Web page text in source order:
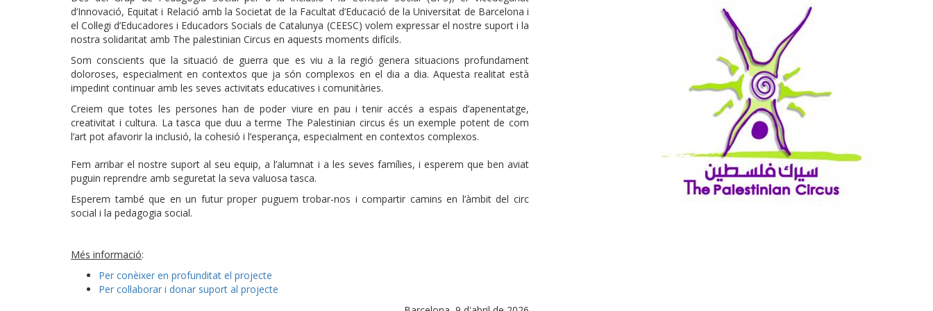
d’Innovació, Equitat i Relació amb la Societat de la Facultat d’Educació de la Universitat de Barcelona i
el Col·legi d’Educadores i Educadors Socials de Catalunya (CEESC) volem expressar el nostre suport i la
nostra solidaritat amb The palestinian Circus en aquests moments difícils.
Som conscients que la situació de guerra que es viu a la regió genera situacions profundament
doloroses, especialment en contextos que ja són complexos en el dia a dia. Aquesta realitat està
impedint continuar amb les seves activitats educatives i comunitàries.
Creiem que totes les persones han de poder viure en pau i tenir accés a espais d’apenentatge,
creativitat i cultura. La tasca que duu a terme The Palestinian circus és un exemple potent de com
l’art pot afavorir la inclusió, la cohesió i l’esperança, especialment en contextos complexos.
Fem arribar el nostre suport al seu equip, a l’alumnat i a les seves famílies, i esperem que ben aviat
puguin reprendre amb seguretat la seva valuosa tasca.
Esperem també que en un futur proper puguem trobar-nos i compartir camins en l’àmbit del circ
social i la pedagogia social.
Més informació:
Per conèixer en profunditat el projecte
Per col·laborar i donar suport al projecte